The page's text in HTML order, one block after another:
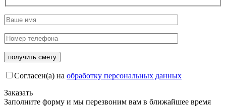
Согласен(а) на обработку персональных данных
Заказать
Заполните форму и мы перезвоним вам в ближайшее время